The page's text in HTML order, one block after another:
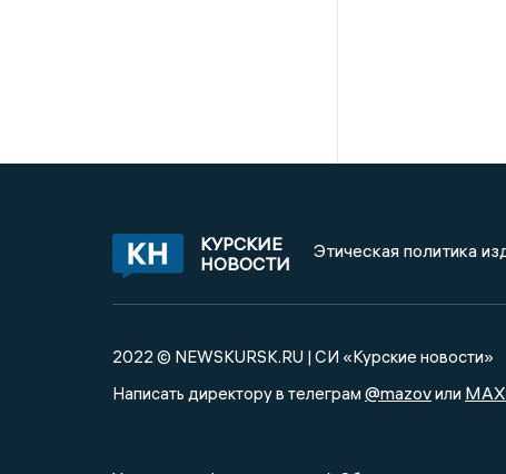
КУРСКИЕ
НОВОСТИ
Этическая политика
2022 © NEWSKURSK.RU | СИ «Курские новости»
Написать директору в телеграм @mazovили MAX